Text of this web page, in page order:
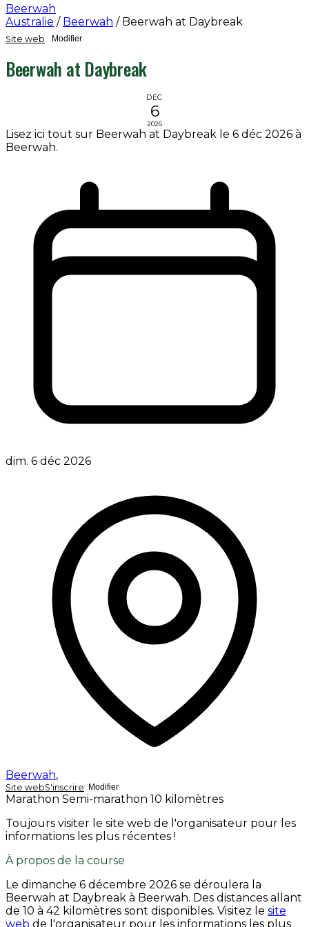
Beerwah
Australie / Beerwah / Beerwah at Daybreak
Site web Modifier
Beerwah at Daybreak
DEC
6
2026
Lisez ici tout sur Beerwah at Daybreak le 6 déc 2026 à
Beerwah.
dim. 6 déc 2026
Beerwah,
Site webS'inscrire Modifier
Marathon Semi-marathon 10 kilomètres
Toujours visiter le site web de l'organisateur pour les
informations les plus récentes !
À propos de la course
Le dimanche 6 décembre 2026 se déroulera la
Beerwah at Daybreak à Beerwah. Des distances allant
de 10 à 42 kilomètres sont disponibles. Visitez le site
web de l'organisateur pour les informations les plus